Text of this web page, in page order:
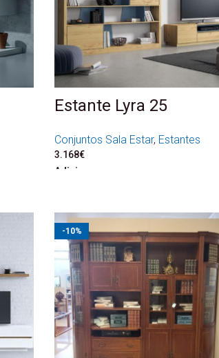
Estante Lyra 25
Conjuntos Sala Estar, Estantes
3.168€
Adicionar
-10%